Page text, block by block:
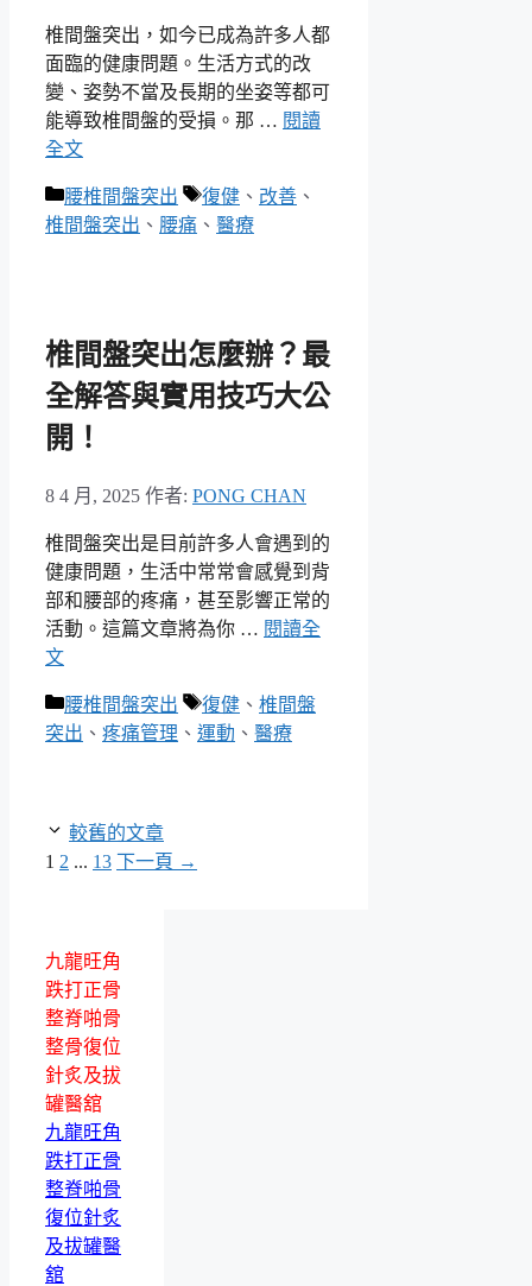
椎間盤突出，如今已成為許多人都
面臨的健康問題。生活方式的改
變、姿勢不當及長期的坐姿等都可
能導致椎間盤的受損。那 … 閱讀
全文
分
類
腰椎間盤突出
標
籤
復健 、 改善 、
椎間盤突出 、 腰痛 、 醫療
椎間盤突出怎麼辦？最
全解答與實用技巧大公
開！
8 4 月, 2025 作者: PONG CHAN
椎間盤突出是目前許多人會遇到的
健康問題，生活中常常會感覺到背
部和腰部的疼痛，甚至影響正常的
活動。這篇文章將為你 … 閱讀全
文
分
類
腰椎間盤突出
標
籤
復健 、 椎間盤
突出 、 疼痛管理 、 運動 、 醫療
較舊的文章
頁
1 頁
2 ... 頁
13 下一頁 →
九龍旺角
跌打正骨
整脊啪骨
整骨復位
針炙及拔
罐醫舘
九龍旺角
跌打正骨
整脊啪骨
復位針炙
及拔罐醫
舘